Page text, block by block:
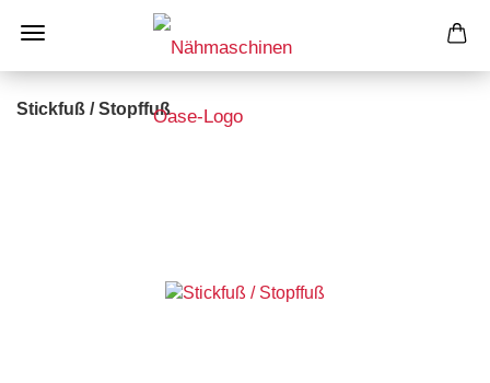
Stickfuß / Stopffuß